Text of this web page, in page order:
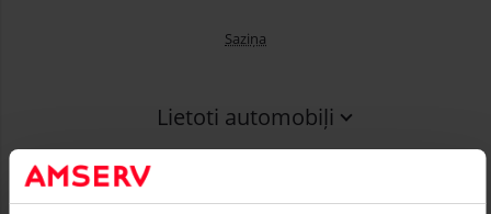
Saziņa
Lietoti automobiļi
Serviss